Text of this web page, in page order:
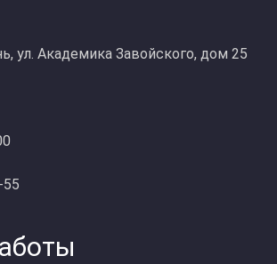
ул. Академика Завойского, дом 25
55